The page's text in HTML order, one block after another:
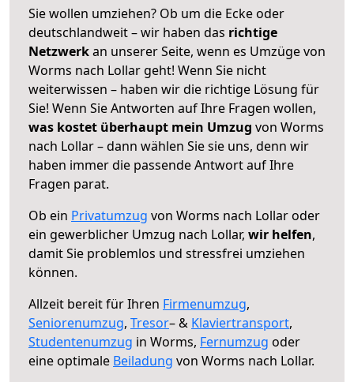
Sie wollen umziehen? Ob um die Ecke oder
deutschlandweit – wir haben das richtige
Netzwerkan unserer Seite, wenn es Umzüge von
Worms nach Lollar geht! Wenn Sie nicht
weiterwissen – haben wir die richtige Lösung für
Sie! Wenn Sie Antworten auf Ihre Fragen wollen,
was kostet überhaupt mein Umzug von Worms
nach Lollar – dann wählen Sie sie uns, denn wir
haben immer die passende Antwort auf Ihre
Fragen parat.
Ob ein Privatumzug von Worms nach Lollar oder
ein gewerblicher Umzug nach Lollar, wir helfen,
damit Sie problemlos und stressfrei umziehen
können.
Allzeit bereit für Ihren Firmenumzug,
Seniorenumzug, Tresor– & Klaviertransport,
Studentenumzug in Worms, Fernumzug oder
eine optimale Beiladung von Worms nach Lollar.